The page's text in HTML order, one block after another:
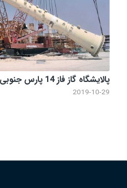
پالایشگاه گاز فاز 14 پارس جنوبی (پایندان)
2019-10-29